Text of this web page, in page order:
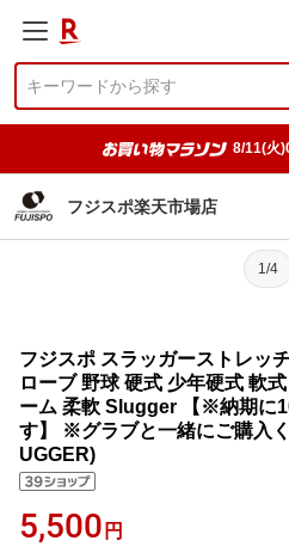
8/11(火
フジスポ楽天市場店
1/4
フジスポ スラッガーストレッ
ローブ 野球 硬式 少年硬式 軟
ーム 柔軟 Slugger 【※納期に
す】 ※グラブと一緒にご購入
UGGER)
5,500 円